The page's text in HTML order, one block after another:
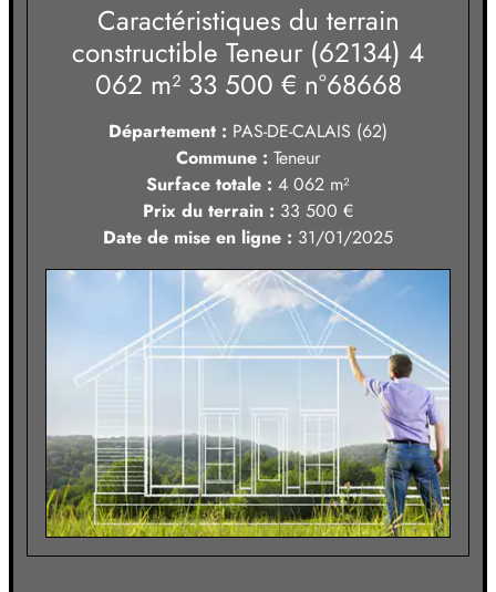
Caractéristiques du terrain
constructible Teneur (62134) 4
062 m² 33 500 € n°68668
Département : PAS-DE-CALAIS (62)
Commune : Teneur
Surface totale : 4 062 m²
Prix du terrain : 33 500 €
Date de mise en ligne : 31/01/2025